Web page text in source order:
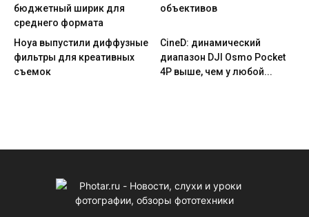
бюджетный ширик для
среднего формата
объективов
Hoya выпустили диффузные
фильтры для креативных
съемок
CineD: динамический
диапазон DJI Osmo Pocket
4P выше, чем у любой...